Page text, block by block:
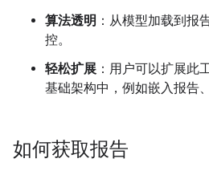
算法透明 ：从模型加载到报
控。
轻松扩展 ：用户可以扩展此
基础架构中，例如嵌入报告
如何获取报告